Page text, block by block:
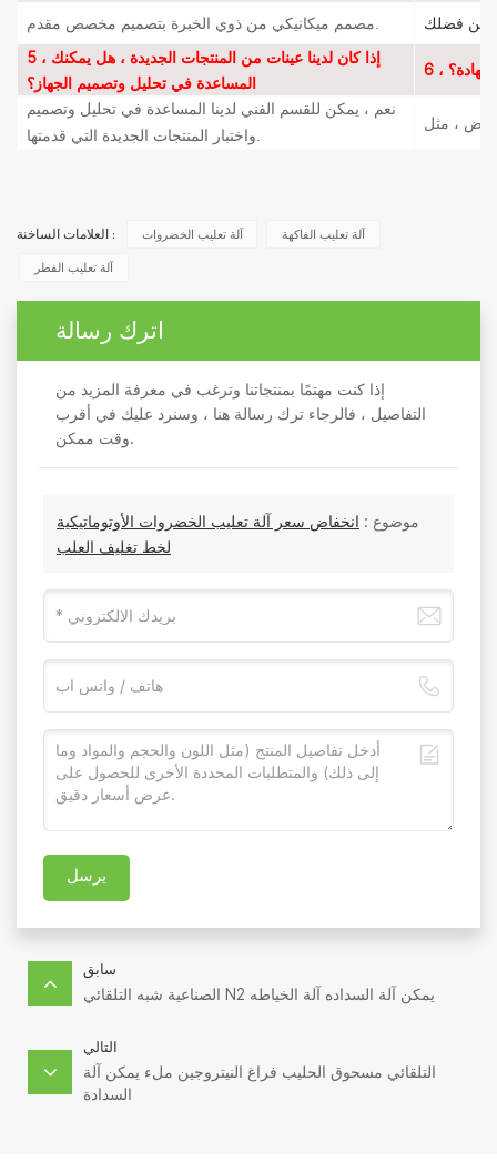
5 ، إذا كان لدينا عينات من المنتجات الجديدة ، هل يمكنك
المساعدة في تحليل وتصميم الجهاز؟
شهادة؟
نعم ، يمكن للقسم الفني لدينا المساعدة في تحليل وتصميم
واختبار المنتجات الجديدة التي قدمتها
العلامات الساخنة : آلة تعليب الخضروات آلة تعليب الفاكهة
آلة تعليب الفطر
اترك رسالة
إذا كنت مهتمًا بمنتجاتنا وترغب في معرفة المزيد من
التفاصيل ، فالرجاء ترك رسالة هنا ، وسنرد عليك في أقرب
وقت ممكن.
موضوع : انخفاض سعر آلة تعليب الخضروات الأوتوماتيكية
لخط تغليف العلب
يرسل
سابق
الصناعية شبه التلقائي N2 يمكن آلة السداده آلة الخياطه
التالي
التلقائي مسحوق الحليب فراغ النيتروجين ملء يمكن آلة
السدادة